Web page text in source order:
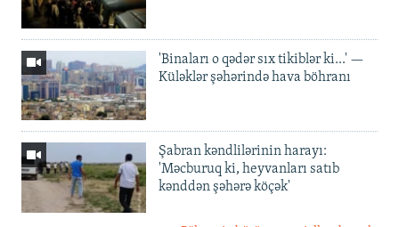
'Binaları o qədər sıx tikiblər ki...' —
Küləklər şəhərində hava böhranı
Şabran kəndlilərinin harayı:
'Məcburuq ki, heyvanları satıb
kənddən şəhərə köçək'